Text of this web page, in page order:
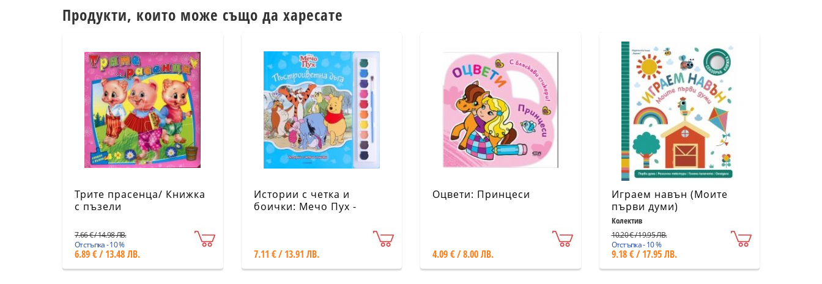
Продукти, които може също да харесате
Трите прасенца/ Книжка
с пъзели
7.66 € / 14.98 ЛВ.
Отстъпка - 10 %
6.89 € / 13.48 ЛВ.
Истории с четка и
боички: Мечо Пух -
7.11 € / 13.91 ЛВ.
Оцвети: Принцеси
4.09 € / 8.00 ЛВ.
Играем навън (Моите
първи думи)
Колектив
10.20 € / 19.95 ЛВ.
Отстъпка - 10 %
9.18 € / 17.95 ЛВ.